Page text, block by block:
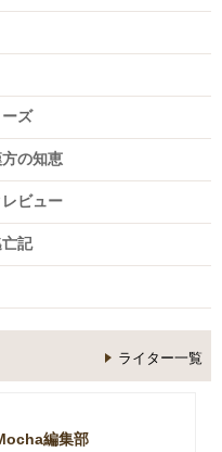
ズ
の知恵
ビュー
記
ライター一覧
編集部